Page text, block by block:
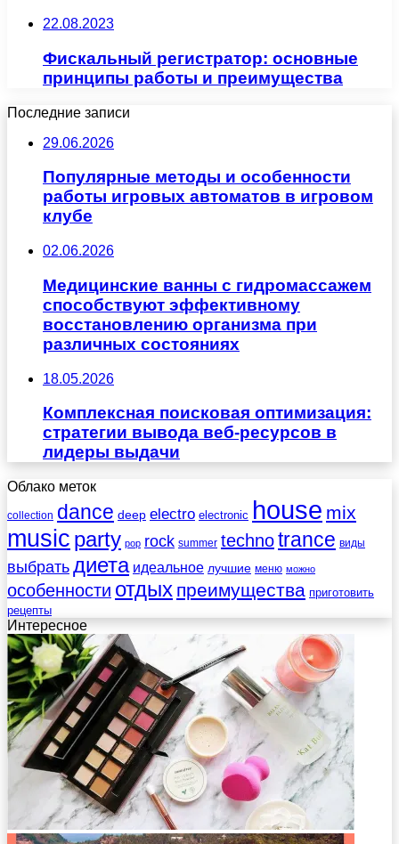
22.08.2023
Фискальный регистратор: основные
принципы работы и преимущества
Последние записи
29.06.2026
Популярные методы и особенности
работы игровых автоматов в игровом
клубе
02.06.2026
Медицинские ванны с гидромассажем
способствуют эффективному
восстановлению организма при
различных состояниях
18.05.2026
Комплексная поисковая оптимизация:
стратегии вывода веб-ресурсов в
лидеры выдачи
Облако меток
collection dance deep electro electronic house mix
music party pop rock summer technotrance виды
выбратьдиета идеальное лучшие меню можно
особенности отдых преимущества приготовить
рецепты
Интересное